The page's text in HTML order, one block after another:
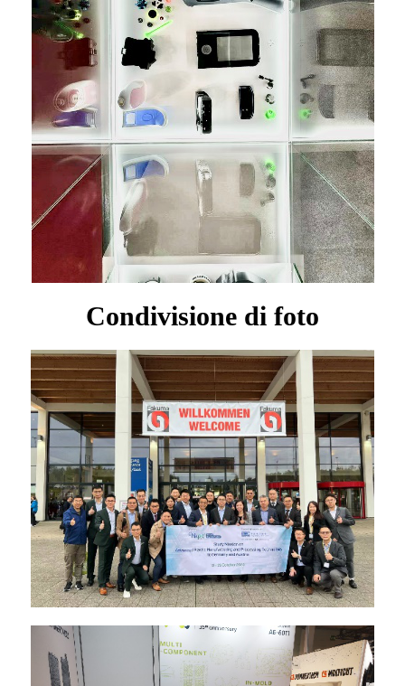
Condivisione di foto